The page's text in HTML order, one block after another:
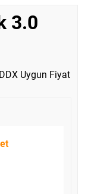
3.0
Uygun Fiyat